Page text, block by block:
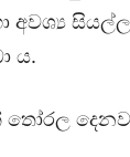
අවශ්‍ය
ය.